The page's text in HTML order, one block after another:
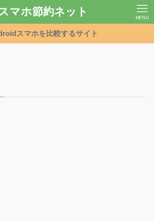
マホ節約ネット MENU
スマホを比較するサイト